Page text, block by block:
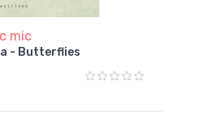
mic
- Butterflies